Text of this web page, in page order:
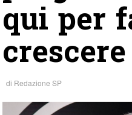
qui per
di Redazione SP